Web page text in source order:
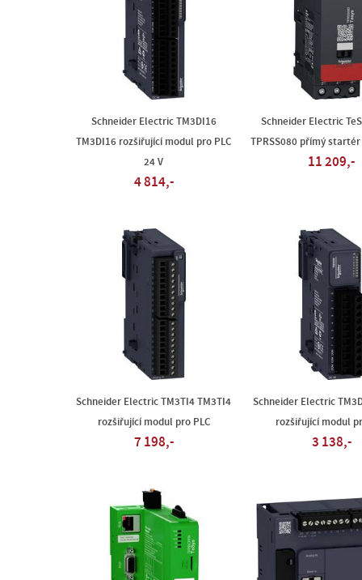
Schneider Electric TM3DI16
TM3DI16 rozšiřující modul pro PLC
24 V
4 814,-
Schneider Electric
TPRSS080 přímý startér
11 209,-
Schneider Electric TM3TI4 TM3TI4
rozšiřující modul pro PLC
7 198,-
Schneider Electric
rozšiřující modul
3 138,-